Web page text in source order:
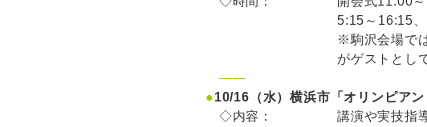
5:15～16:15
※駒沢会場で
がゲストとし
——
●10/16（水）横浜市「オリンピア
◇内容：
講演や実技指